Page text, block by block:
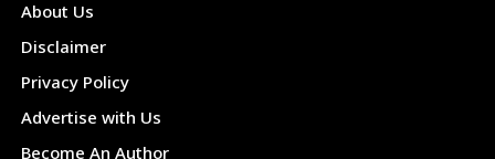
About Us
Disclaimer
Privacy Policy
Advertise with Us